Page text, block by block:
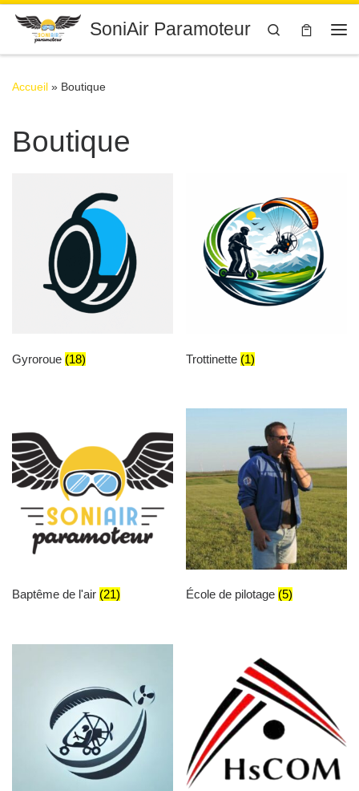
Passer au contenuSoniAir Paramoteur
Search
Accueil » Boutique
Boutique
Gyroroue (18) Trottinette (1)
Baptême de l'air (21) École de pilotage (5)